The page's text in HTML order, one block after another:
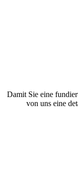
Damit Sie eine
von uns eine